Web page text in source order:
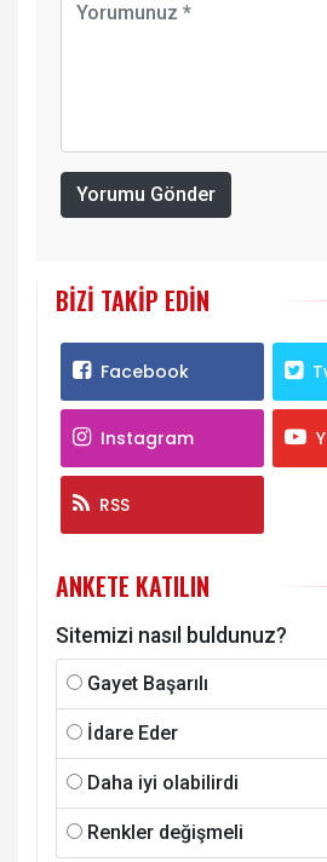
Yorumu Gönder
BIZI TAKIP EDIN
Facebook
Instagram
RSS
ANKETE KATILIN
Sitemizi nasıl buldunuz?
Gayet Başarılı
İdare Eder
Daha iyi olabilirdi
Renkler değişmeli